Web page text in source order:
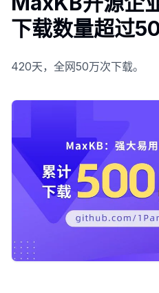
下载数量超过
420天，全网50万次下载。